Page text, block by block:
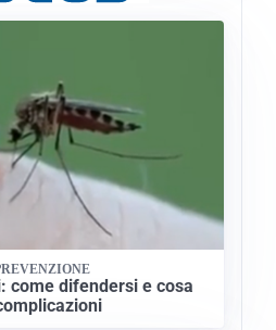
come difendersi e cosa